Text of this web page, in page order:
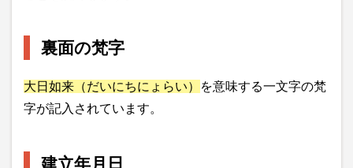
裏面の梵字
大日如来（だいにちにょらい）
を意味する一文字の梵
字が記入されています。
建立年月日